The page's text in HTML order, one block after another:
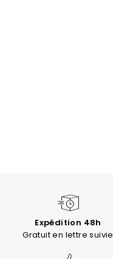
Expédition 48h
Gratuit en lettre suivie